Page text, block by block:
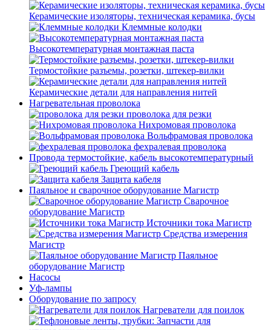
Керамические изоляторы, техническая керамика, бусы
Клеммные колодки
Высокотемпературная монтажная паста
Термостойкие разъемы, розетки, штекер-вилки
Керамические детали для направления нитей
Нагревательная проволока
проволока для резки
Нихромовая проволока
Вольфрамовая проволока
фехралевая проволока
Провода термостойкие, кабель высокотемпературный
Греющий кабель
Защита кабеля
Паяльное и сварочное оборудование Магистр
Сварочное
оборудование Магистр
Источники тока Магистр
Средства измерения
Магистр
Паяльное
оборудование Магистр
Насосы
Уф-лампы
Оборудование по запросу
Нагреватели для поилок